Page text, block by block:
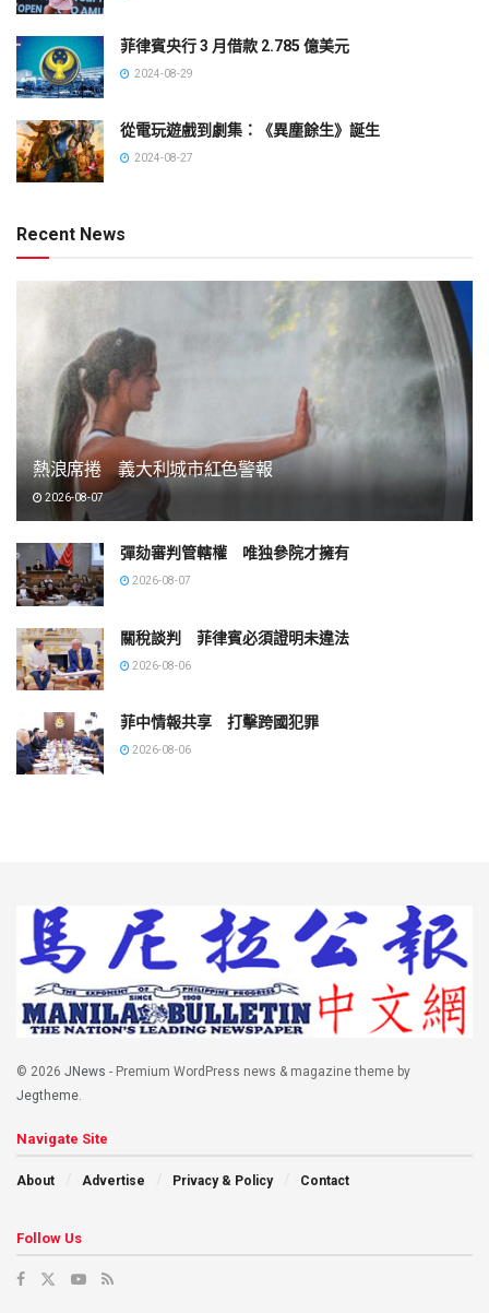
菲律賓央行 3 月借款 2.785 億美元
2024-08-29
從電玩遊戲到劇集：《異塵餘生》誕生
2024-08-27
Recent News
熱浪席捲 義大利城市紅色警報
2026-08-07
彈劾審判管轄權 唯独參院才擁有
2026-08-07
關稅談判 菲律賓必須證明未違法
2026-08-06
菲中情報共享 打擊跨國犯罪
2026-08-06
© 2026 JNews - Premium WordPress news & magazine theme by
Jegtheme.
Navigate Site
About Advertise Privacy & Policy Contact
Follow Us